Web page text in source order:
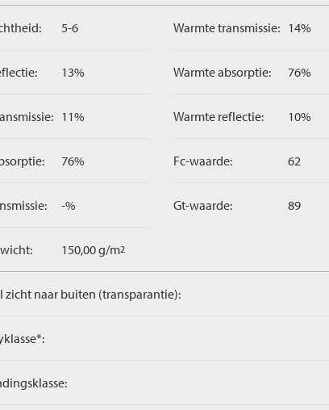
5-6
13%
11%
76%
-%
150,00 g/m2
Warmte transmissie: 14%
Warmte absorptie: 76%
Warmte reflectie: 10%
Fc-waarde: 62
Gt-waarde: 89
zicht naar buiten (transparantie):